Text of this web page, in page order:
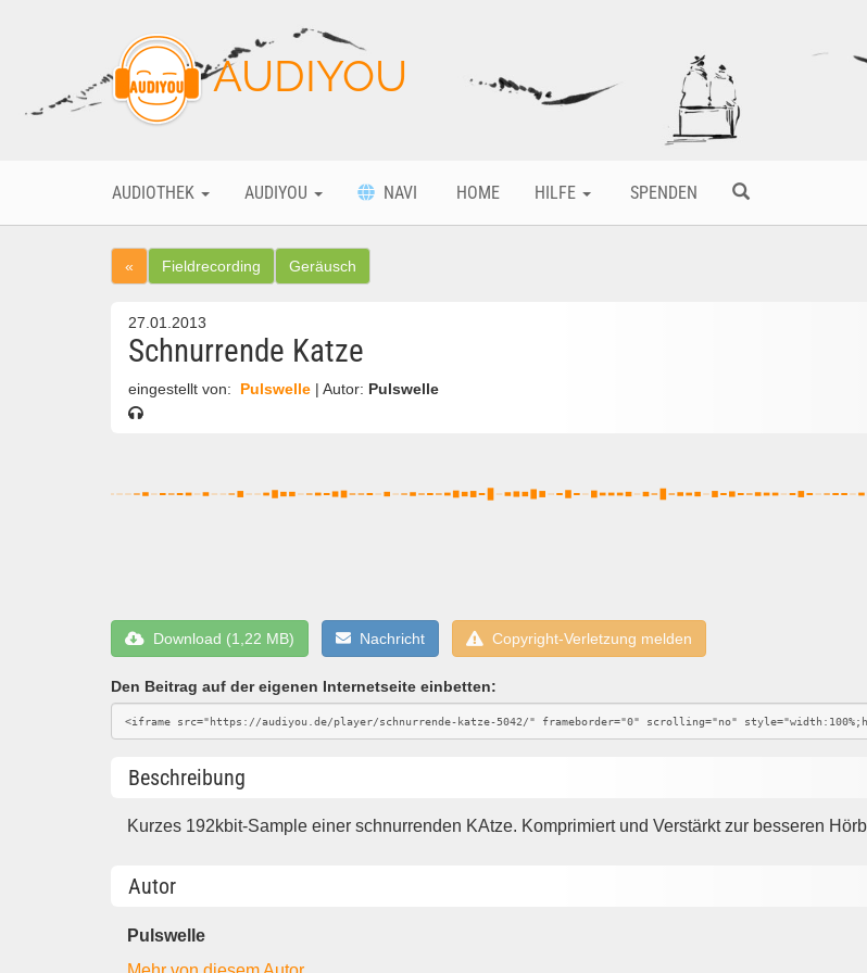
AUDIYOU
AUDIOTHEK AUDIYOU NAVI HOME HILFE SPENDEN
« Fieldrecording Geräusch
27.01.2013
Schnurrende Katze
eingestellt von: Pulswelle | Autor: Pulswelle
Download (1,22 MB) Nachricht Copyright-Verletzung melden
Den Beitrag auf der eigenen Internetseite einbetten:
Beschreibung
Kurzes 192kbit-Sample einer schnurrenden KAtze. Komprimiert und Verstärkt zur besseren
Autor
Pulswelle